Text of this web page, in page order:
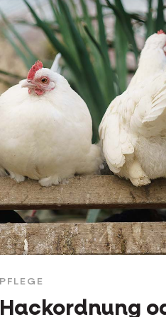
PFLEGE
Hackordnung